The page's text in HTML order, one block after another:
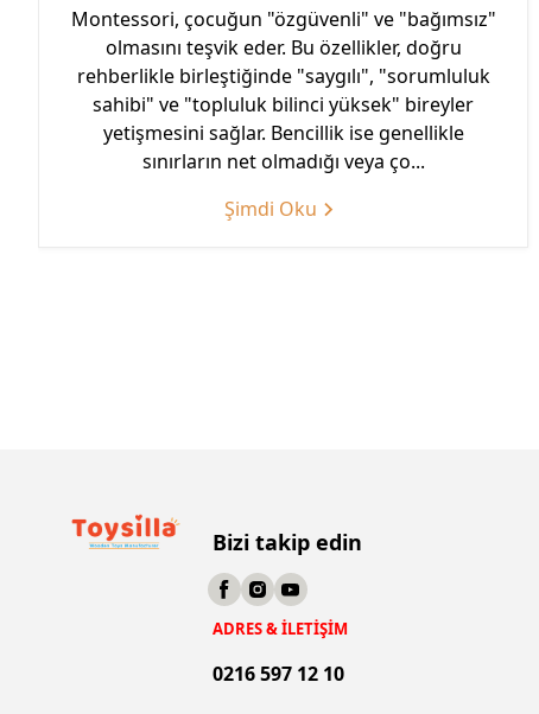
Montessori, çocuğun "özgüvenli" ve "bağımsız"
olmasını teşvik eder. Bu özellikler, doğru
rehberlikle birleştiğinde "saygılı", "sorumluluk
sahibi" ve "topluluk bilinci yüksek" bireyler
yetişmesini sağlar. Bencillik ise genellikle
sınırların net olmadığı veya ço...
Şimdi Oku
Bizi takip edin
ADRES & İLETİŞİM
0216 597 12 10